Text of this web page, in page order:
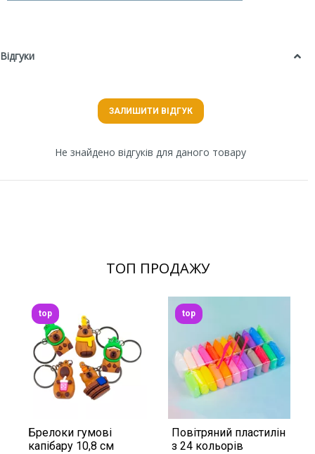
Відгуки
ЗАЛИШИТИ ВІДГУК
Не знайдено відгуків для даного товару
ТОП ПРОДАЖУ
Брелоки гумові
капібару 10,8 см
top
Повітряний пластилін
з 24 кольорів
top